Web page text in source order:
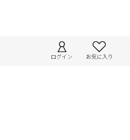
ログイン お気に入り